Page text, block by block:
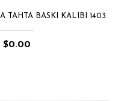
TAHTA BASKI KALIBI 1403
$0.00